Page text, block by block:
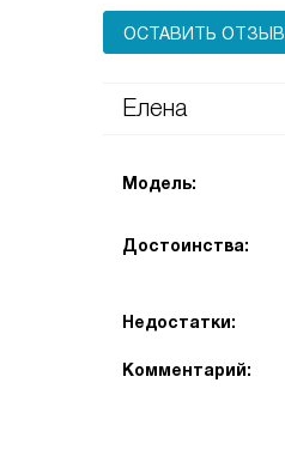
ОСТАВИТЬ ОТЗЫВ
Елена
Модель:
Достоинства:
Недостатки:
Комментарий: